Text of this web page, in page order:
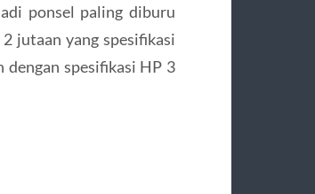
ponsel paling diburu
jutaan yang spesifikasi
spesifikasi HP 3